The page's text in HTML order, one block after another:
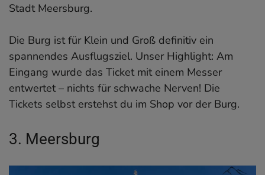
Stadt Meersburg.
Die Burg ist für Klein und Groß definitiv ein
spannendes Ausflugsziel. Unser Highlight: Am
Eingang wurde das Ticket mit einem Messer
entwertet – nichts für schwache Nerven! Die
Tickets selbst erstehst du im Shop vor der Burg.
3. Meersburg